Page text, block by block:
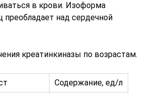
в крови. Изоформа
над сердечной
креатинкиназы по возрастам.
Содержание, ед/л